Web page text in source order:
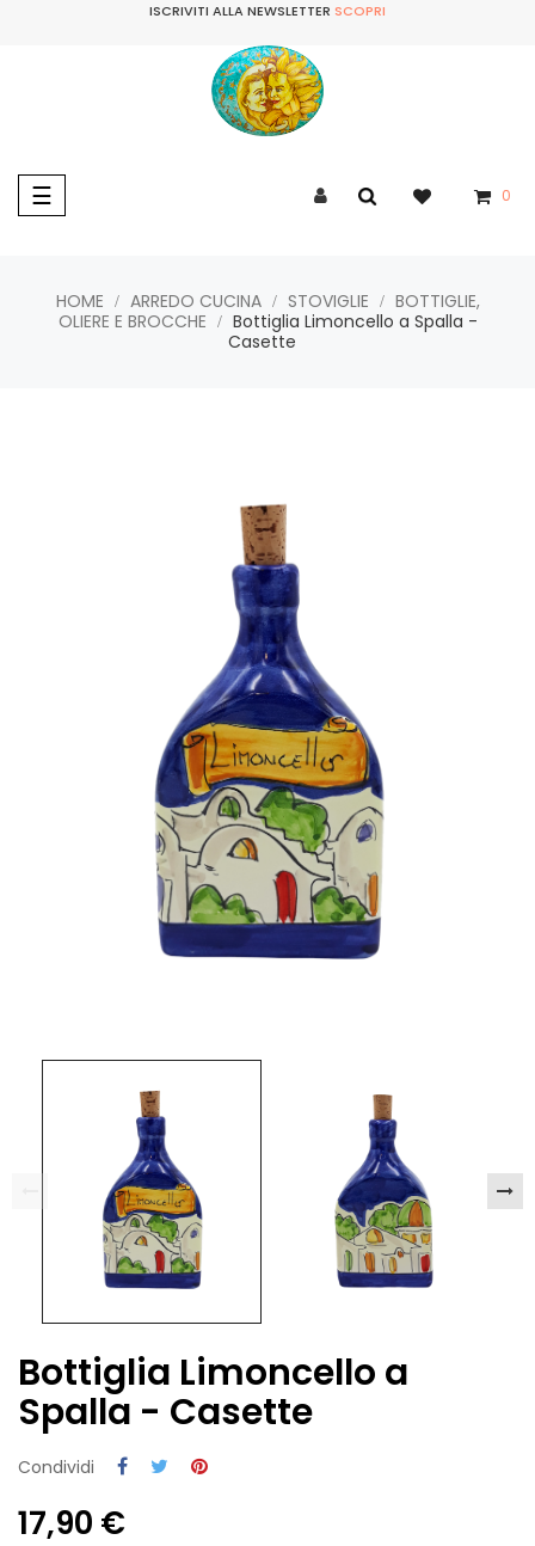
ISCRIVITI ALLA NEWSLETTER SCOPRI
navigazione
Toggle
☰ 0
HOME ARREDO CUCINA STOVIGLIE
BOTTIGLIE,
OLIERE E BROCCHE
Bottiglia Limoncello a Spalla -
Casette
Bottiglia Limoncello a
Spalla - Casette
Condividi
17,90 €